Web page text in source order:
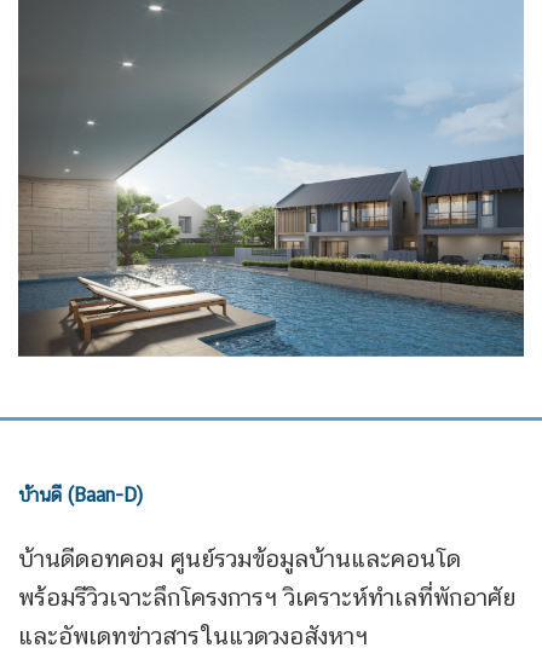
บ้านดี (Baan-D)
บ้านดีดอทคอม ศูนย์รวมข้อมูลบ้านและคอนโด
พร้อมรีวิวเจาะลึกโครงการฯ วิเคราะห์ทำเลที่พักอาศัย
และอัพเดทข่าวสารในแวดวงอสังหาฯ